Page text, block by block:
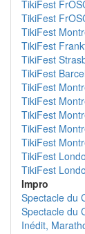
TikiFest
TikiFest
TikiFest
TikiFest
TikiFest
TikiFest
TikiFest
TikiFest
TikiFest
TikiFest
TikiFest
TikiFest
TikiFest
Impro
Spectacle du
Spectacle du
Inédit,